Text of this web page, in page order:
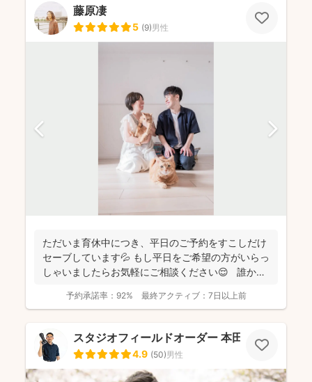
藤原凄
5 (9)男性
ただいま育休中につき、平日のご予約をすこしだけ
セーブしています💦 もし平日をご希望の方がいらっ
しゃいましたらお気軽にご相談ください😌 誰かに
予約承諾率： 92% 最終アクティブ： 7日以上前
スタジオフィールドオーダー 本田 真康
4.9 (50)男性